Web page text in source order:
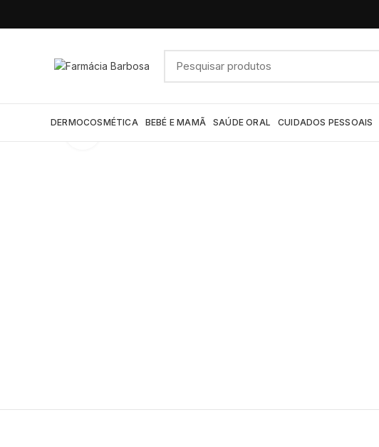
DERMOCOSMÉTICA BEBÉ E MAMÃ SAÚDE ORAL CUIDADOS PESSOAIS